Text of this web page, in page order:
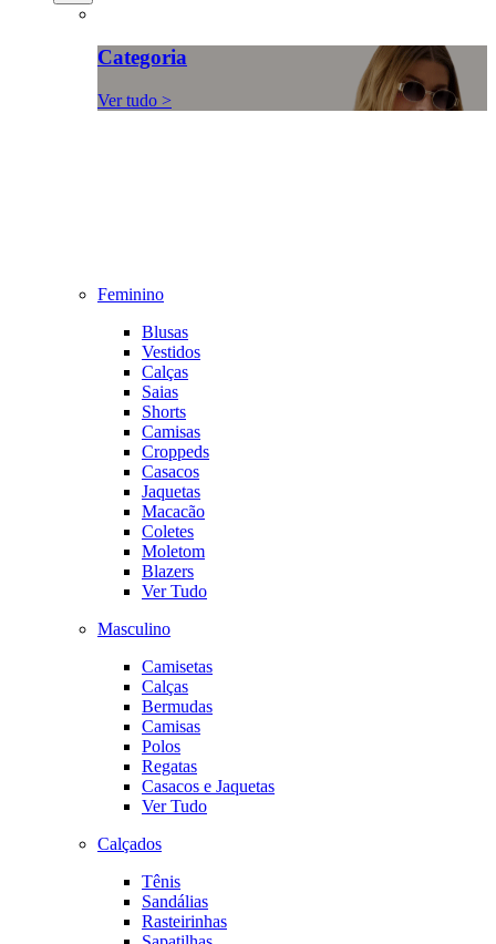
Categoria
Ver tudo >
Feminino
Blusas
Vestidos
Calças
Saias
Shorts
Camisas
Croppeds
Casacos
Jaquetas
Macacão
Coletes
Moletom
Blazers
Ver Tudo
Masculino
Camisetas
Calças
Bermudas
Camisas
Polos
Regatas
Casacos e Jaquetas
Ver Tudo
Calçados
Tênis
Sandálias
Rasteirinhas